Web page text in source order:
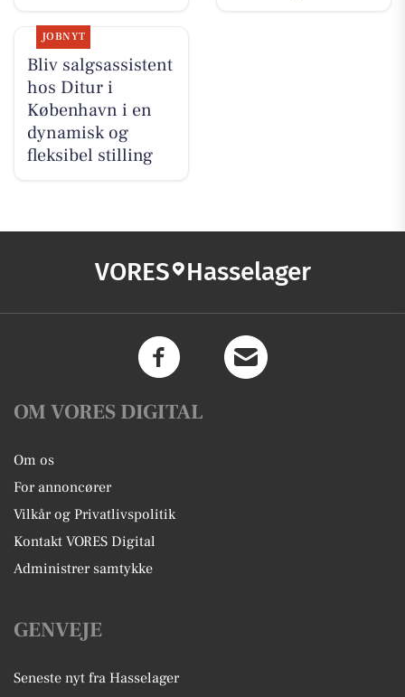
JOBNYT
Bliv salgsassistent
hos Ditur i
København i en
dynamisk og
fleksibel stilling
VORES Hasselager
OM VORES DIGITAL
Om os
For annoncører
Vilkår og Privatlivspolitik
Kontakt VORES Digital
Administrer samtykke
GENVEJE
Seneste nyt fra Hasselager